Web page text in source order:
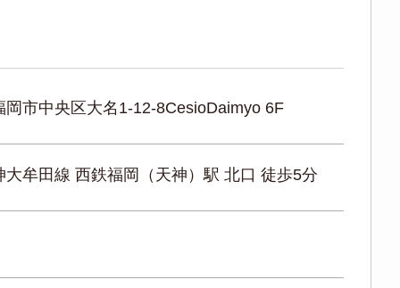
岡市中央区大名1-12-8CesioDaimyo 6F
大牟田線 西鉄福岡（天神）駅 北口 徒歩5分